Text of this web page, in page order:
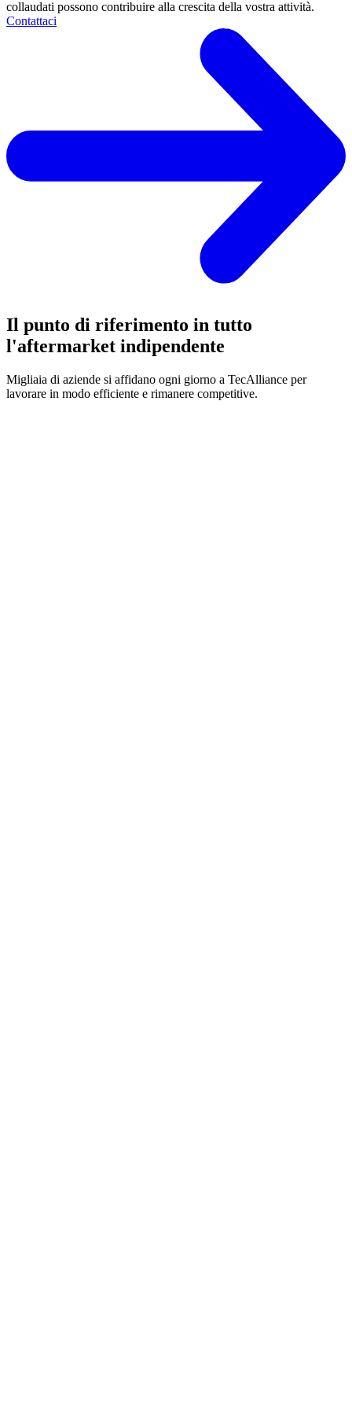
collaudati possono contribuire alla crescita della vostra attività.
Contattaci
Il punto di riferimento in tutto
l'aftermarket indipendente
Migliaia di aziende si affidano ogni giorno a TecAlliance per
lavorare in modo efficiente e rimanere competitive.